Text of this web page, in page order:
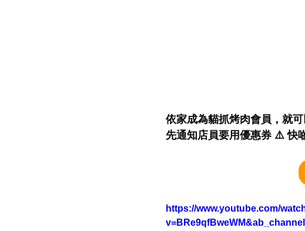
依家成為貓抓烤肉會員，就
先通知店員要用優惠券 ⚠️ 快
https://www.youtube.com/